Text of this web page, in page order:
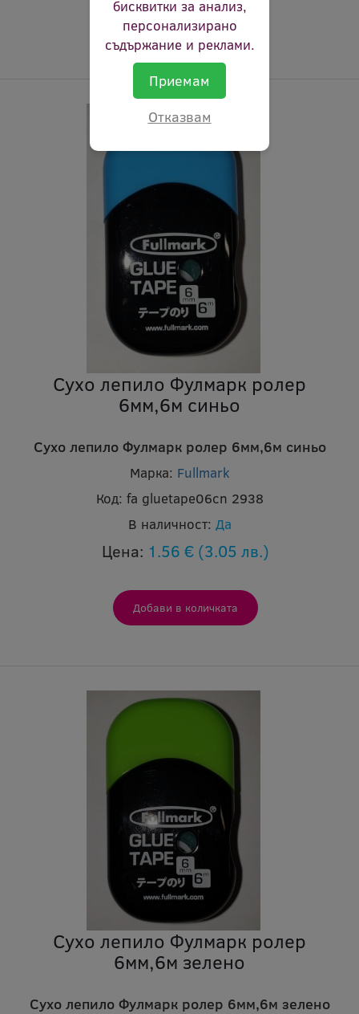
Сухо лепило Фулмарк ролер
6мм,6м синьо
Сухо лепило Фулмарк ролер 6мм,6м синьо
Марка: Fullmark
Код: fa gluetape06cn 2938
В наличност: Да
Цена: 1.56 € (3.05 лв.)
Сухо лепило Фулмарк ролер
6мм,6м зелено
Сухо лепило Фулмарк ролер 6мм,6м зелено
бисквитки за анализ,
персонализирано
съдържание и реклами.
Приемам
Отказвам